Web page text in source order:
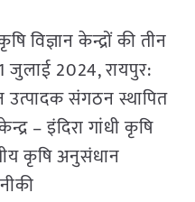
विज्ञान केन्द्रों की तीन
जुलाई 2024, रायपुर:
उत्पादक संगठन स्थापित
– इंदिरा गांधी कृषि
कृषि अनुसंधान